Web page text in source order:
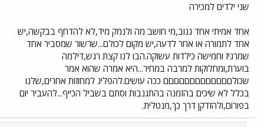
י
שני ילדים למכירה
אחד אמיתי אחד גנוב,מי חושב מה ולנמק מיד,לא להדחף בבקשה,יש
אחד לתמורה או אחר לדעה,יש מקום לכולם...שרשור שמסביר אחד
שמרגיז וחמישה כילדות עשוקה.הבו לנו קצת רגש,דילמה
בוערת,ומחלוקות למרבה במחיר...היא אמרה שהוא אמר
שכולםםםםםםםםםםםםם ככה עושים.להפליג למחוזות אחרים,שלנו
בכלל לא שיכים בהזמנה בהתגנבות וסתם בשביל הכייף...להעביר יום
בפורום,ולהזדקן דרך כך,מנטלית.